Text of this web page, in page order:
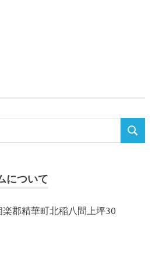
検
について
郡精華町北稲八間上坪30